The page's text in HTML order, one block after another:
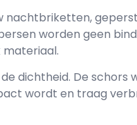
nachtbriketten,
worden geen
materiaal.
dichtheid. De schors
wordt en traag